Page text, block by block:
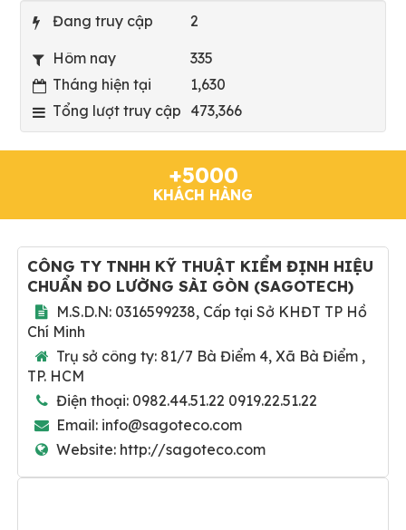
Đang truy cập 2
Hôm nay
335
Tháng hiện tại
1,630
Tổng lượt truy cập 473,366
+5000
KHÁCH HÀNG
CÔNG TY TNHH KỸ THUẬT KIỂM ĐỊNH HIỆU
CHUẨN ĐO LƯỜNG SÀI GÒN (SAGOTECH)
M.S.D.N: 0316599238, Cấp tại Sở KHĐT TP Hồ
Chí Minh
Trụ sở công ty: 81/7 Bà Điểm 4, Xã Bà Điểm ,
TP. HCM
Điện thoại: 0982.44.51.22 0919.22.51.22
Email: info@sagoteco.com
Website: http://sagoteco.com